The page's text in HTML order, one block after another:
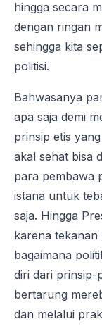
hingga secara
dengan ringan
sehingga kita
politisi.
Bahwasanya
apa saja demi
prinsip etis
akal sehat bisa
para pembawa
istana untuk
saja. Hingga
karena tekanan
bagaimana
diri dari prinsip-
bertarung
dan melalui